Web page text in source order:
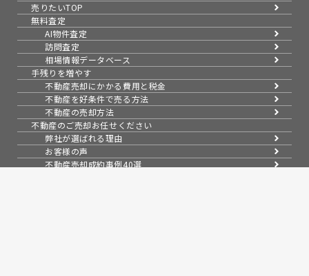
売りたいTOP
無料査定
AI物件査定
訪問査定
相場情報データベース
手残りを増やす
不動産売却にかかる費用と税金
不動産を好条件で売る方法
不動産の売却方法
不動産のご売却お任せください
弊社が選ばれる理由
お客様の声
不動産売却成約事例40選